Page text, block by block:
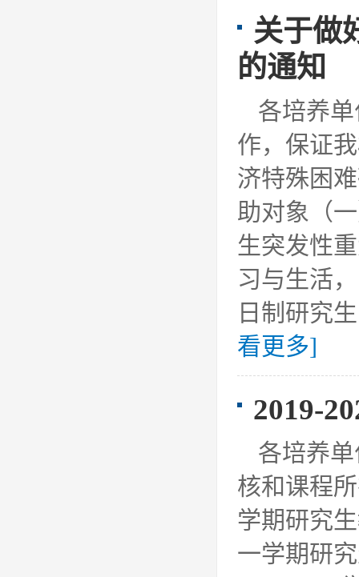
关于做
的通知
各培养
作，保证
济特殊困
助对象（
生突发性
习与生活
日制研究
看更多]
2019-
各培养
核和课程
学期研究
一学期研